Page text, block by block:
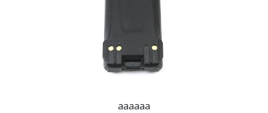
aaaaaa